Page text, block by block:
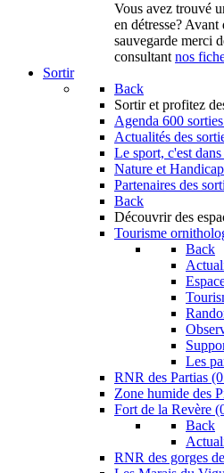
Vous avez trouvé
en détresse?
sauvegarde merci
consultant nos
Sortir
Back
Sortir et profitez
Agenda 600
Actualités des
Le sport, c'est
Nature et Handicap
Partenaires des
Back
Découvrir des
Tourisme
Back
Les
RNR des Partias
Zone humide des
Fort de la Revère
Back
RNR des gorges